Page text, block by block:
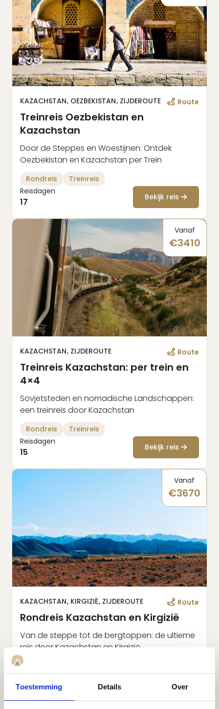
Toestemming Details Over
KAZACHSTAN OEZBEKISTAN ZIJDEROUTE Route
Treinreis Oezbekistan en
Kazachstan
Door de Steppes en Woestijnen: Ontdek
Oezbekistan en Kazachstan per Trein
Rondreis
Treinreis
Reisdagen
17 Bekijk reis
Vanaf
€3410
KAZACHSTAN ZIJDEROUTE Route
Treinreis Kazachstan: per trein en
4×4
Sovjetsteden en nomadische Landschappen:
een treinreis door Kazachstan
Rondreis
Treinreis
Reisdagen
15 Bekijk reis
Vanaf
€3670
KAZACHSTAN KIRGIZIË ZIJDEROUTE Route
Rondreis Kazachstan en Kirgizië
Van de steppe tot de bergtoppen: de ultieme
reis door Kazachstan en Kirgizië
14 Bekijk reis